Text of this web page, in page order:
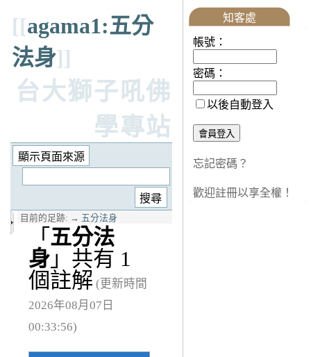
[[agama1:五分
法身]]
台大獅子吼佛
學專站
目前的足跡: → 五分法身
「 五分法
身 」共有 1
個註解 (更新時間
2026年08月07日
00:33:56)
知客處
帳號：
密碼：
以後自動登入
忘記密碼？
歡迎註冊以享全權！